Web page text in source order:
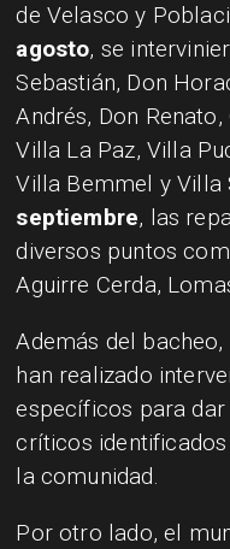
de Velasco y
agosto, se
Sebastián, Don
Andrés, Don
Villa La Paz, Villa
Villa Bemmel y Villa
septiembre, las
diversos puntos
Aguirre Cerda,
Además del
han realizado
específicos para
críticos
la comunidad.
Por otro lado, el